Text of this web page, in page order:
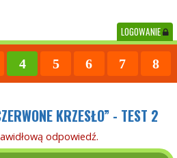
LOGOWANIE
4 5 6 7 8
KRZESŁO” - TEST 2
odpowiedź.